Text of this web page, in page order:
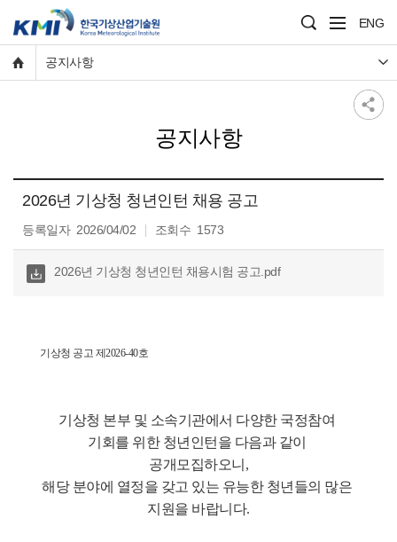
ENG
공지사항
공지사항
2026년 기상청 청년인턴 채용 공고
등록일자 2026/04/02 조회수 1573
다운
2026년 기상청 청년인턴 채용시험 공고.pdf
기상청 공고 제2026-40호
기상청 본부 및 소속기관에서 다양한 국정참여
기회를 위한 청년인턴을 다음과 같이
공개모집하오니,
해당 분야에 열정을 갖고 있는 유능한 청년들의 많은
지원을 바랍니다.